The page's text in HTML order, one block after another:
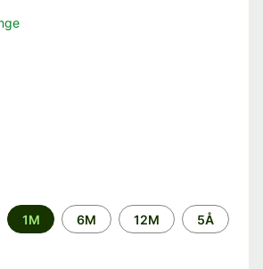
1M 6M 12M 5Å